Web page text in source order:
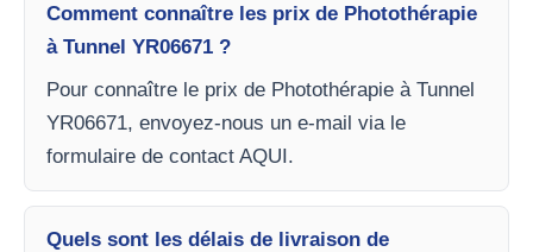
Comment connaître les prix de Photothérapie
à Tunnel YR06671 ?
Pour connaître le prix de Photothérapie à Tunnel
YR06671, envoyez-nous un e-mail via le
formulaire de contact AQUI.
Quels sont les délais de livraison de